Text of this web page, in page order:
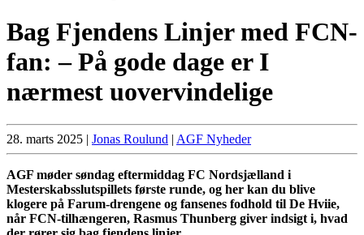
Bag Fjendens Linjer med FCN-
fan: – På gode dage er I
nærmest uovervindelige
28. marts 2025 | Jonas Roulund | AGF Nyheder
AGF møder søndag eftermiddag FC Nordsjælland i
Mesterskabsslutspillets første runde, og her kan du blive
klogere på Farum-drengene og fansenes fodhold til De Hviie,
når FCN-tilhængeren, Rasmus Thunberg giver indsigt i, hvad